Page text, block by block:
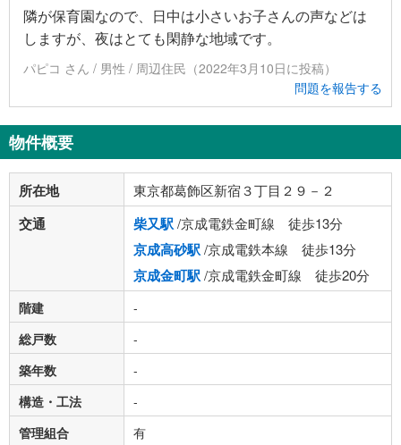
隣が保育園なので、日中は小さいお子さんの声などは
しますが、夜はとても閑静な地域です。
パピコ さん / 男性 / 周辺住民（2022年3月10日に投稿）
問題を報告する
物件概要
所在地 東京都葛飾区新宿３丁目２９－２
交通 柴又駅/京成電鉄金町線 徒歩13分
京成高砂駅/京成電鉄本線 徒歩13分
京成金町駅/京成電鉄金町線 徒歩20分
階建
-
総戸数
-
築年数
-
構造・工法
-
管理組合
有